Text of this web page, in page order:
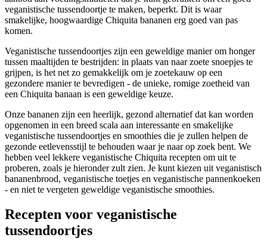
veganistische tussendoortje te maken, beperkt. Dit is waar
smakelijke, hoogwaardige Chiquita bananen erg goed van pas
komen.
Veganistische tussendoortjes zijn een geweldige manier om honger
tussen maaltijden te bestrijden: in plaats van naar zoete snoepjes te
grijpen, is het net zo gemakkelijk om je zoetekauw op een
gezondere manier te bevredigen - de unieke, romige zoetheid van
een Chiquita banaan is een geweldige keuze.
Onze bananen zijn een heerlijk, gezond alternatief dat kan worden
opgenomen in een breed scala aan interessante en smakelijke
veganistische tussendoortjes en smoothies die je zullen helpen de
gezonde eetlevensstijl te behouden waar je naar op zoek bent. We
hebben veel lekkere veganistische Chiquita recepten om uit te
proberen, zoals je hieronder zult zien. Je kunt kiezen uit veganistisch
bananenbrood, veganistische toetjes en veganistische pannenkoeken
- en niet te vergeten geweldige veganistische smoothies.
Recepten voor veganistische
tussendoortjes